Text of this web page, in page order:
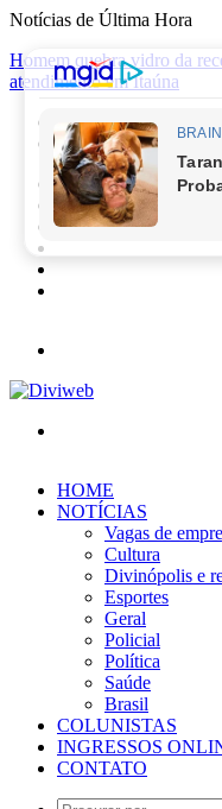
Notícias de Última Hora
Homem quebra vidro da
atendimento em Itaúna
Facebook
X
YouTube
HOME
NOTÍCIAS
Vagas de
Cultura
Divinópolis e
Esportes
Geral
Policial
Política
Saúde
Brasil
COLUNISTAS
INGRESSOS
CONTATO